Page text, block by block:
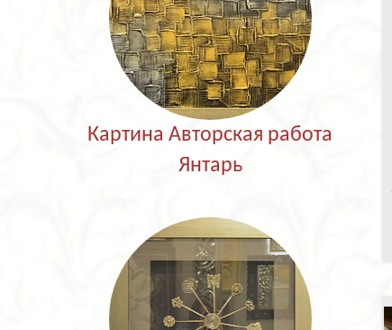
Картина Авторская работа
Янтарь